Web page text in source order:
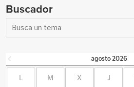
Buscador
agosto 2026
L M X J